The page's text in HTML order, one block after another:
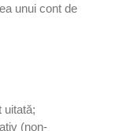
unui cont de
uitată;
(non-